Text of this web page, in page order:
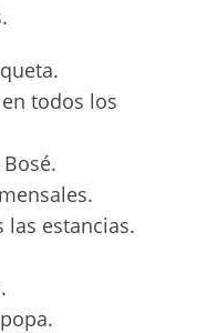
todos los
estancias.